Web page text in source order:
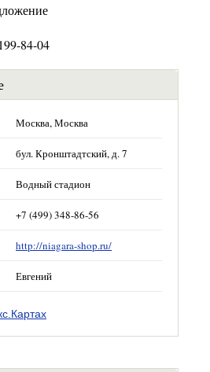
84-04
Москва, Москва
бул. Кронштадтский, д. 7
Водный стадион
+7 (499) 348-86-56
http://niagara-shop.ru/
Евгений